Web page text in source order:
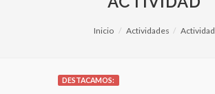
Inicio Actividades Actividad
DESTACAMOS: